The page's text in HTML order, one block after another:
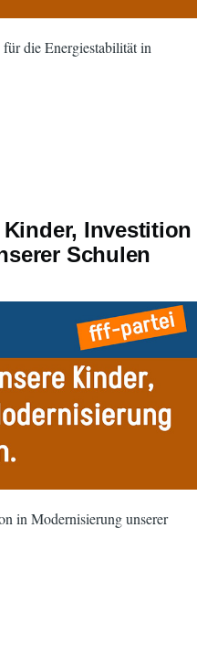
die Energiestabilität in
Investition
Schulen
in Modernisierung unserer